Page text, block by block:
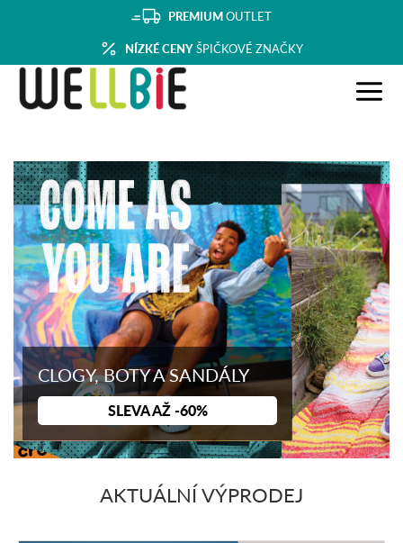
PREMIUMOUTLET
NÍZKÉ CENYŠPIČKOVÉ ZNAČKY
CLOGY, BOTY A SANDÁLY
SLEVA AŽ -60%
AKTUÁLNÍ VÝPRODEJ